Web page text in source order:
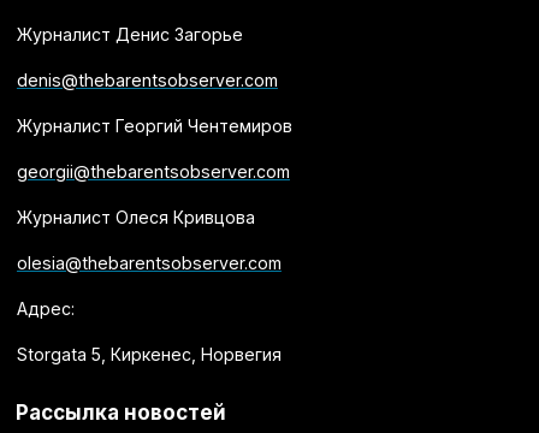
Журналист Денис Загорье
denis@thebarentsobserver.com
Журналист Георгий Чентемиров
georgii@thebarentsobserver.com
Журналист Олеся Кривцова
olesia@thebarentsobserver.com
Адрес:
Storgata 5, Киркенес, Норвегия
Рассылка новостей